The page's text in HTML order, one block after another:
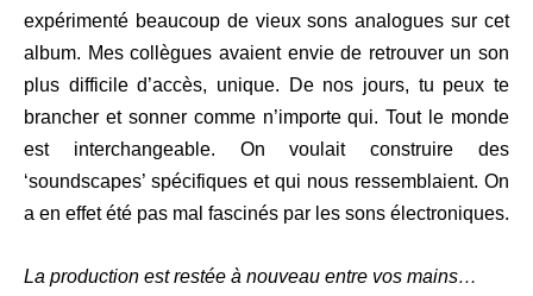
expérimenté beaucoup de vieux sons analogues sur cet
album. Mes collègues avaient envie de retrouver un son
plus difficile d’accès, unique. De nos jours, tu peux te
brancher et sonner comme n’importe qui. Tout le monde
est interchangeable. On voulait construire des
‘soundscapes’ spécifiques et qui nous ressemblaient. On
a en effet été pas mal fascinés par les sons électroniques.
La production est restée à nouveau entre vos mains…